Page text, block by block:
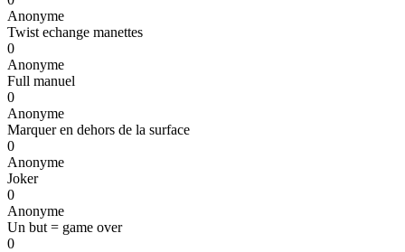
Anonyme
Twist echange manettes
0
Anonyme
Full manuel
0
Anonyme
Marquer en dehors de la surface
0
Anonyme
Joker
0
Anonyme
Un but = game over
0